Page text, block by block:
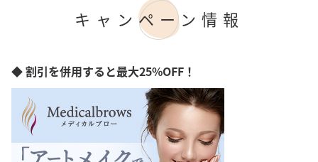
リラクゼーション（ヘッドスパ）
キャンペーン情報
◆ 割引を併用すると最大25%OFF！